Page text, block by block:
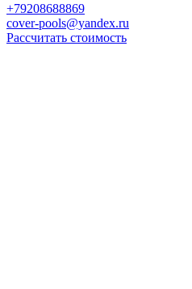
+79208688869
cover-pools@yandex.ru
Рассчитать стоимость